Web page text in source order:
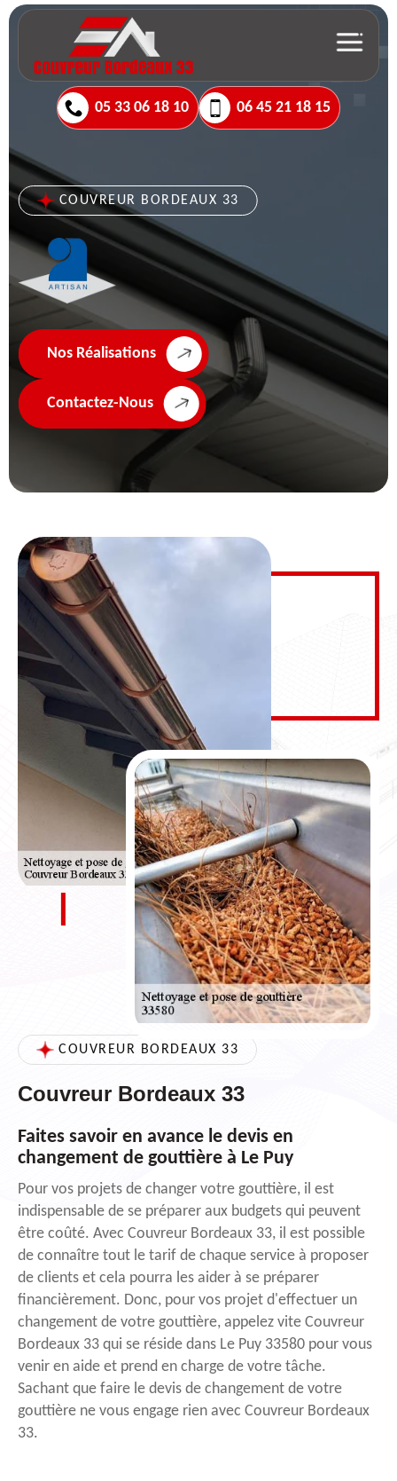
05 33 06 18 10 06 45 21 18 15
COUVREUR BORDEAUX 33
Nos Réalisations
Contactez-Nous
COUVREUR BORDEAUX 33
Couvreur Bordeaux 33
Faites savoir en avance le devis en
changement de gouttière à Le Puy
Pour vos projets de changer votre gouttière, il est
indispensable de se préparer aux budgets qui peuvent
être coûté. Avec Couvreur Bordeaux 33, il est possible
de connaître tout le tarif de chaque service à proposer
de clients et cela pourra les aider à se préparer
financièrement. Donc, pour vos projet d'effectuer un
changement de votre gouttière, appelez vite Couvreur
Bordeaux 33 qui se réside dans Le Puy 33580 pour vous
venir en aide et prend en charge de votre tâche.
Sachant que faire le devis de changement de votre
gouttière ne vous engage rien avec Couvreur Bordeaux
33.